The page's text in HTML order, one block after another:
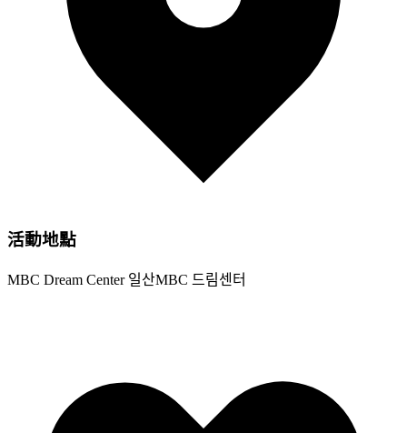
活動地點
MBC Dream Center 일산MBC 드림센터